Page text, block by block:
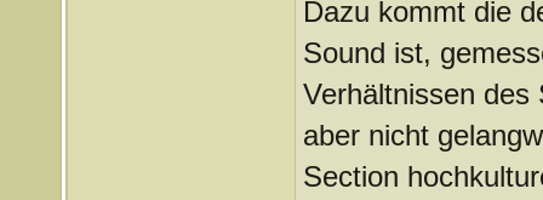
Dazu kommt die
Sound ist,
Verhältnissen des
aber nicht
Section